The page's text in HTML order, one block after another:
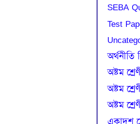
SEBA
Test
অৰ্থনীতি
অষ্টম
অষ্টম
অষ্টম